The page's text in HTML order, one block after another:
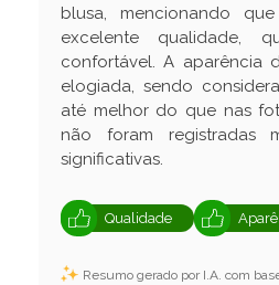
blusa, mencionando
excelente qualidade,
confortável. A aparência
elogiada, sendo
até melhor do que nas
não foram registradas
significativas.
Qualidade
Resumo gerado por I.A. com